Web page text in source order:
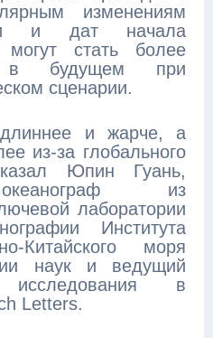
изменениям
и дат начала
могут стать более
в будущем при
сценарии.
длиннее и жарче, а
из-за глобального
Юпин Гуань,
из
лаборатории
Института
Китайского моря
наук и ведущий
в
Letters.